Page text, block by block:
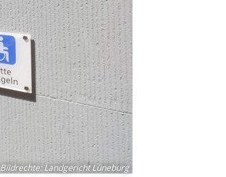
Bildrechte:Landgericht Lüneburg